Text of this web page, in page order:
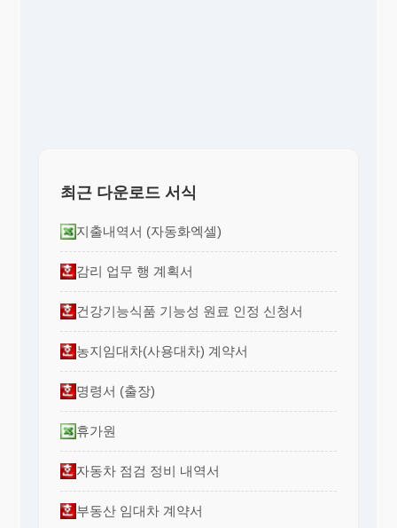
최근 다운로드 서식
지출내역서 (자동화엑셀)
감리 업무 행 계획서
건강기능식품 기능성 원료 인정 신청서
농지임대차(사용대차) 계약서
명령서 (출장)
휴가원
자동차 점검 정비 내역서
부동산 임대차 계약서